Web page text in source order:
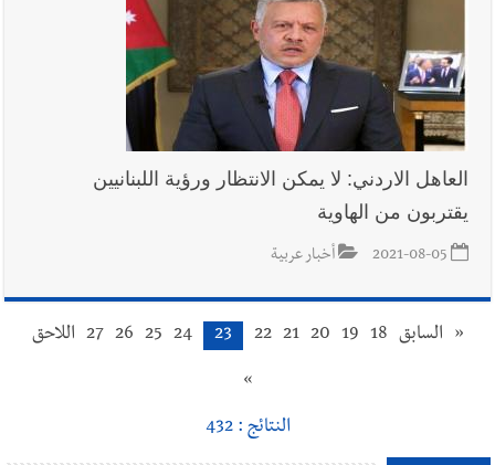
العاهل الاردني: لا يمكن الانتظار ورؤية اللبنانيين
يقتربون من الهاوية
2021-08-05 أخبار عربية
« السابق 18
19
20
21
22
23
24
25
26
27 اللاحق
»
النتائج : 432